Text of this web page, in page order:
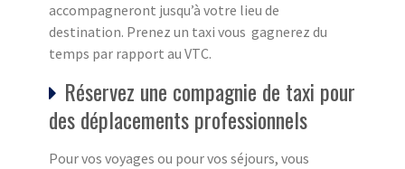
accompagneront jusqu’à votre lieu de
destination. Prenez un taxi vous gagnerez du
temps par rapport au VTC.
Réservez une compagnie de taxi pour
des déplacements professionnels
Pour vos voyages ou pour vos séjours, vous